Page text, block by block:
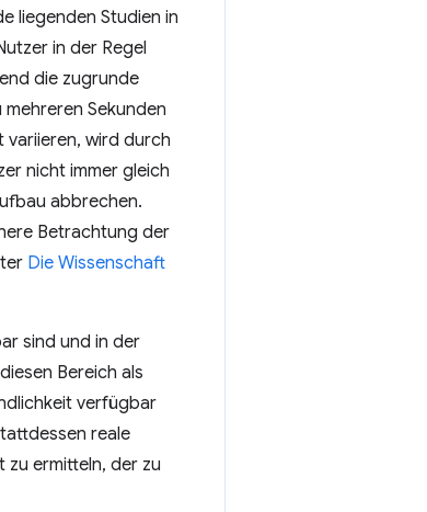
liegenden Studien in
in der Regel
die zugrunde
Sekunden
variieren, wird durch
nicht immer gleich
abbrechen.
Betrachtung der
Die Wissenschaft
sind und in der
Bereich als
verfügbar
reale
zu ermitteln, der zu